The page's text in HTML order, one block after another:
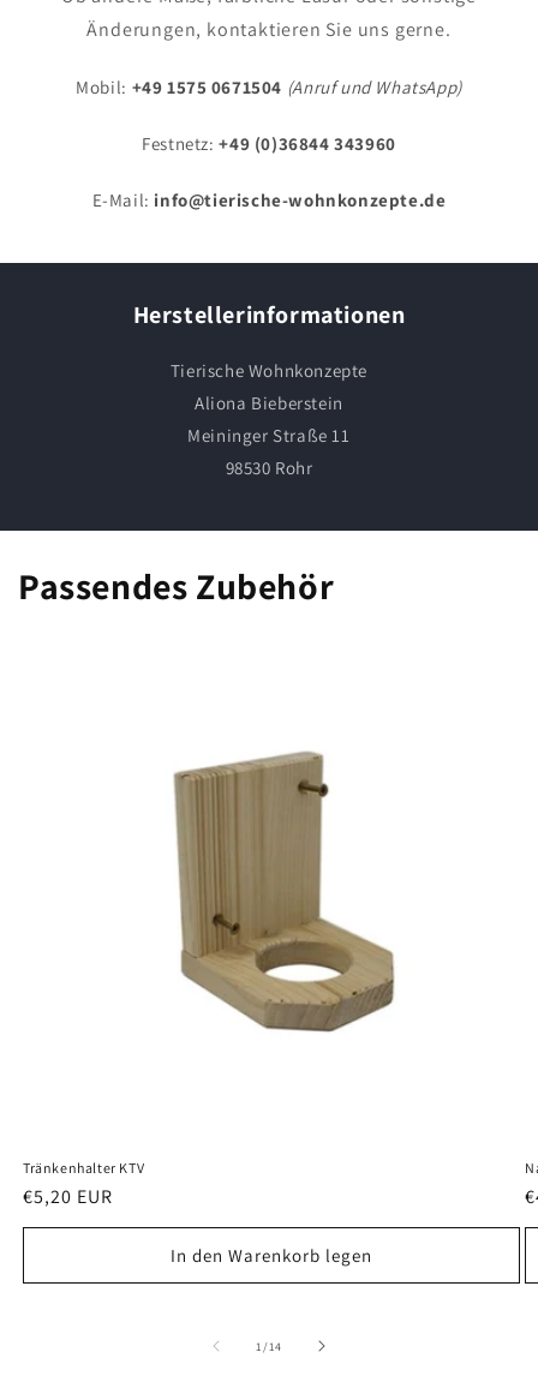
Änderungen, kontaktieren Sie uns gerne.
Mobil: +49 1575 0671504 (Anruf und WhatsApp)
Festnetz: +49 (0)36844 343960
E-Mail: info@tierische-wohnkonzepte.de
Herstellerinformationen
Tierische Wohnkonzepte
Aliona Bieberstein
Meininger Straße 11
98530 Rohr
Passendes Zubehör
Tränkenhalter KTV
Normaler
Preis
€5,20 EUR
In den Warenkorb legen
1/von
14